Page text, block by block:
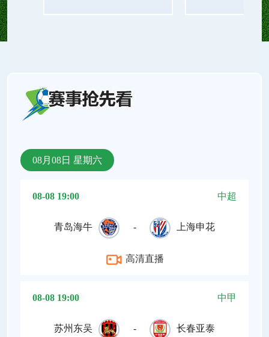
08月08日 星期六
08-08 19:00 中超
青岛海牛 - 上海申花
高清直播
08-08 19:00 中甲
苏州东吴 - 长春亚泰